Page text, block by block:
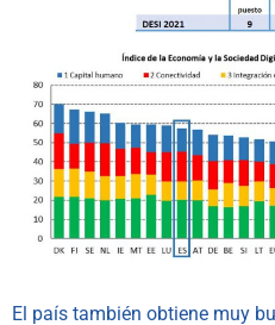
El país también obtiene muy